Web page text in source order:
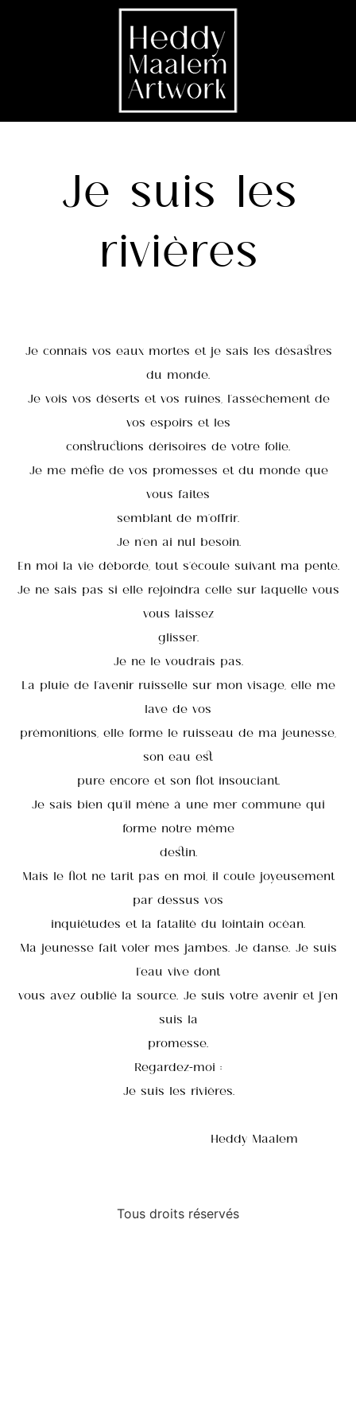
Je suis les
rivières
Je connais vos eaux mortes et je sais les désastres
du monde.
Je vois vos déserts et vos ruines, l’assèchement de
vos espoirs et les
constructions dérisoires de votre folie.
Je me méfie de vos promesses et du monde que
vous faites
semblant de m’offrir.
Je n’en ai nul besoin.
En moi la vie déborde, tout s’écoule suivant ma pente.
Je ne sais pas si elle rejoindra celle sur laquelle vous
vous laissez
glisser.
Je ne le voudrais pas.
La pluie de l’avenir ruisselle sur mon visage, elle me
lave de vos
prémonitions, elle forme le ruisseau de ma jeunesse,
son eau est
pure encore et son flot insouciant.
Je sais bien qu’il mène à une mer commune qui
forme notre même
destin.
Mais le flot ne tarit pas en moi, il coule joyeusement
par dessus vos
inquiétudes et la fatalité du lointain océan.
Ma jeunesse fait voler mes jambes. Je danse. Je suis
l’eau vive dont
vous avez oublié la source. Je suis votre avenir et j’en
suis la
promesse.
Regardez-moi :
Je suis les rivières.
Heddy Maalem
Tous droits réservés